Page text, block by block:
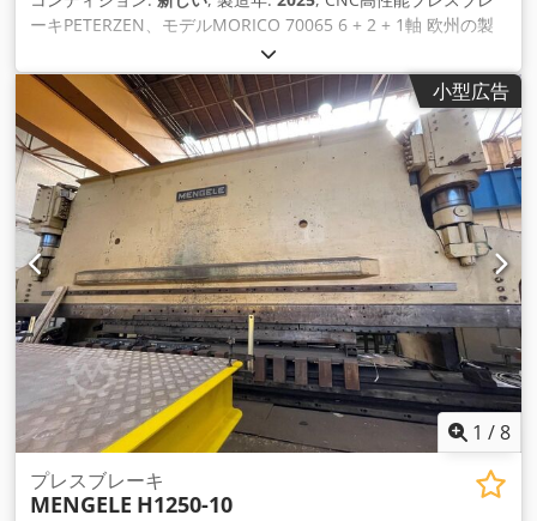
ーキPETERZEN、モデルMORICO 70065 6 + 2 + 1軸 欧州の製
造業 S355鋼製の頑丈なフレーム 上部および下部の梁はS355圧
延鋼で作られています 強化スタンド 自動中央潤滑装置を備え
た重厚なねずみ鋳鉄製スライドレール CNC制御 CYBELEC
VisiPac 8軸 + 1 ボッシュ・レックスロス サーボ油圧 Inovance
サーボドライブ 最高解像度のDIEMAガイド式リニア測定システ
ム 曲げ長さ6500mm スタンド幅5100mm 圧縮力700T（7000
kN） 投影面積420mm ストローク400mm 早送り時の閉じ速度
は最大30 mm/s 作動閉鎖速度 7 mm/s 戻り速度40 mm/s 油圧
ポンプモーター出力45kW 総電力要件 60 kW 機械重量62000kg
CNC制御8軸+高解像度タッチスクリーンモニター付きCybelec
VisiPac 1台 画面上のプロファイル描画による3Dグラフィック
スとプログラム作成 開口部の高さはプログラムシーケンスごと
にプログラム可能 このマシンはさまざまなCAMソフトウェア
で使用できます 工具とワークのパラメータに応じて深さストッ
パーを自動計算 補正機能 片曲げ加工が容易（EASYBEND機
能） 多くの言語が利用可能 アマダ60mm標準/ Wilaまたはその
他のシステムと互換性のあるセンター下部ツール アマダ互換の
上部ツールホルダーまたはCOLLYを備えたツールホルダーを装
備した上部ビーム 落下防止機能を備えた標準寸法。 すべての
小型広告
1 /8
プレスブレーキ
MENGELE H1250-10